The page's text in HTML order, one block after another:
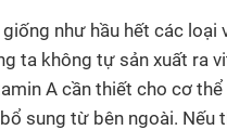
giống như hầu hết các loại
ta không tự sản xuất ra
A cần thiết cho cơ
sung từ bên ngoài. Nếu